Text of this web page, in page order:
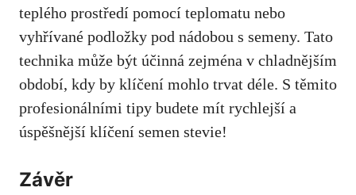
teplého prostředí pomocí teplomatu nebo
vyhřívané podložky pod nádobou s semeny. Tato
technika může být účinná zejména v chladnějším
období, kdy by klíčení mohlo trvat déle. S těmito
profesionálními tipy budete mít rychlejší a
úspěšnější klíčení semen stevie!
Závěr